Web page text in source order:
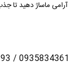
ماساژ دهید تا